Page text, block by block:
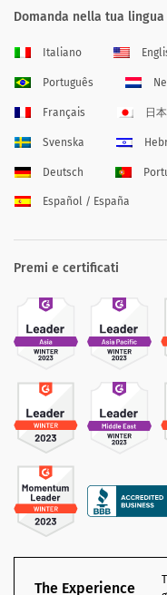
Domanda nella tua lingua
Italiano
Português
Français 日
Svenska
Deutsch
Español / España
Premi e certificati
The Experience